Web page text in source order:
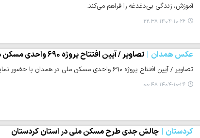
آموزش، زندگی بی‌دغدغه را فراهم می‌کند.
۱۴۰۴-۱۰-۲۶ ۲۲:۳۸
عکس همدان تصاویر / آیین افتتاح پروژه ۶۹۰ واحدی مسکن ملی همدان
تصاویر / آیین افتتاح پروژه ۶۹۰ واحدی مسکن ملی در همدان با حضور نماینده ولی فقیه در استان همدان برگزار شد.
۱۴۰۴-۱۰-۲۶ ۰۰:۴۸
کردستان چالش جدی طرح مسکن ملی در استان کردستان